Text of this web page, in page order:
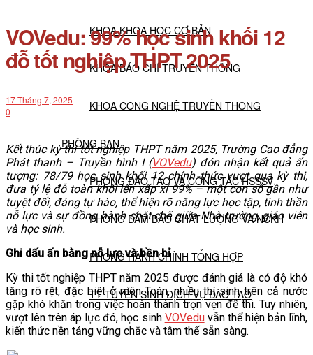
KHOA KHOA HỌC CƠ BẢN
KHOA BÁO CHÍ TRUYỀN THÔNG
KHOA CÔNG NGHỆ TRUYỀN THÔNG
PHÒNG BAN
PHÒNG ĐÀO TẠO VÀ CÔNG TÁC HSSSV
PHÒNG ĐẢM BẢO CHẤT LƯỢNG VÀ NCKH
PHÒNG HÀNH CHÍNH TỔNG HỢP
TT TUYỂN SINH DỊCH VỤ ĐÀO TẠO
NGHIÊN CỨU KHOA HỌC
VOVedu: 99% học sinh khối 12
đỗ tốt nghiệp THPT 2025
17 Tháng 7, 2025
0
Kết thúc kỳ thi tốt nghiệp THPT năm 2025, Trường Cao đẳng
Phát thanh – Truyền hình I (VOVedu) đón nhận kết quả ấn
tượng: 78/79 học sinh khối 12 chính thức vượt qua kỳ thi,
đưa tỷ lệ đỗ toàn khối lên xấp xỉ 99% – một con số gần như
tuyệt đối, đáng tự hào, thể hiện rõ năng lực học tập, tinh thần
nỗ lực và sự đồng hành chặt chẽ giữa Nhà trường, giáo viên
và học sinh.
Ghi dấu ấn bằng nỗ lực và bền bỉ
Kỳ thi tốt nghiệp THPT năm 2025 được đánh giá là có độ khó
tăng rõ rệt, đặc biệt ở môn Toán, nhiều thí sinh trên cả nước
gặp khó khăn trong việc hoàn thành trọn vẹn đề thi. Tuy nhiên,
vượt lên trên áp lực đó, học sinh VOVeduvẫn thể hiện bản lĩnh,
kiến thức nền tảng vững chắc và tâm thế sẵn sàng.